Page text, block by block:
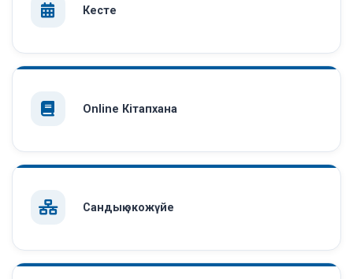
Кесте
Online Кітапхана
Сандық экожүйе